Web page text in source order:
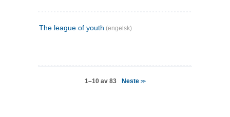
The league of youth (engelsk)
1–10 av 83 Neste>>